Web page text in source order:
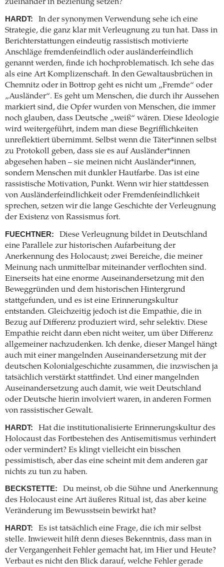
zueinander in Beziehung setzen?
HARDT:
In der synonymen Verwendung sehe ich eine
Strategie, die ganz klar mit Verleugnung zu tun hat. Dass in
Berichterstattungen eindeutig rassistisch motivierte
Anschläge fremdenfeindlich oder ausländerfeindlich
genannt werden, finde ich hochproblematisch. Ich sehe das
als eine Art Komplizenschaft. In den Gewaltausbrüchen in
Chemnitz oder in Bottrop geht es nicht um „Fremde“ oder
„Ausländer“. Es geht um Menschen, die durch ihr Aussehen
markiert sind, die Opfer wurden von Menschen, die immer
noch glauben, dass Deutsche „weiß“ wären. Diese Ideologie
wird weitergeführt, indem man diese Begrifflichkeiten
unreflektiert übernimmt. Selbst wenn die Täter*innen selbst
zu Protokoll geben, dass sie es auf Ausländer*innen
abgesehen haben – sie meinen nicht Ausländer*innen,
sondern Menschen mit dunkler Hautfarbe. Das ist eine
rassistische Motivation, Punkt. Wenn wir hier stattdessen
von Ausländerfeindlichkeit oder Fremdenfeindlichkeit
sprechen, setzen wir die lange Geschichte der Verleugnung
der Existenz von Rassismus fort.
FUECHTNER:
Diese Verleugnung bildet in Deutschland
eine Parallele zur historischen Aufarbeitung der
Anerkennung des Holocaust; zwei Bereiche, die meiner
Meinung nach unmittelbar miteinander verflochten sind.
Einerseits hat eine enorme Auseinandersetzung mit den
Beweggründen und dem historischen Hintergrund
stattgefunden, und es ist eine Erinnerungskultur
entstanden. Gleichzeitig jedoch ist die Empathie, die in
Bezug auf Differenz produziert wird, sehr selektiv. Diese
Empathie reicht dann eben nicht weiter, um über Differenz
allgemeiner nachzudenken. Ich denke, dieser Mangel hängt
auch mit einer mangelnden Auseinandersetzung mit der
deutschen Kolonialgeschichte zusammen, die inzwischen ja
tatsächlich verstärkt stattfindet. Und einer mangelnden
Auseinandersetzung auch damit, wie weit Deutschland
oder Deutsche hierin involviert waren, in anderen Formen
von rassistischer Gewalt.
HARDT:
Hat die institutionalisierte Erinnerungskultur des
Holocaust das Fortbestehen des Antisemitismus verhindert
oder vermindert? Es klingt vielleicht ein bisschen
pessimistisch, aber das eine scheint mit dem anderen gar
nichts zu tun zu haben.
BECKSTETTE:
Du meinst, ob die Sühne und Anerkennung
des Holocaust eine Art äußeres Ritual ist, das aber keine
Veränderung im Bewusstsein bewirkt hat?
HARDT:
Es ist tatsächlich eine Frage, die ich mir selbst
stelle. Inwieweit hilft denn dieses Bekenntnis, dass man in
der Vergangenheit Fehler gemacht hat, im Hier und Heute?
Verbaut es nicht den Blick darauf, welche Fehler gerade